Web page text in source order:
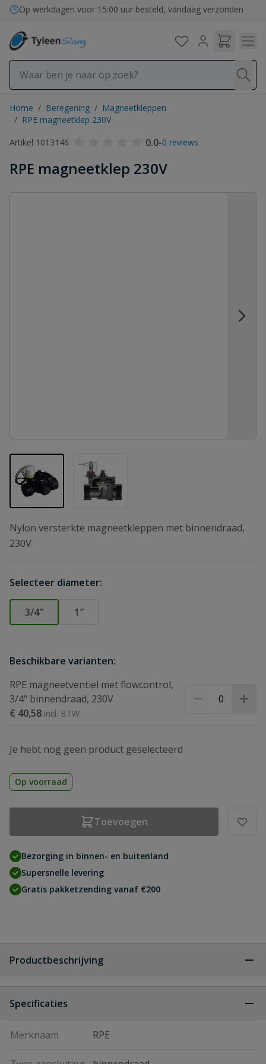
Ga naar de inhoud
Op werkdagen voor 15:00 uur besteld, vandaag verzonden
Home / Beregening / Magneetkleppen
/ RPE magneetklep 230V
Artikel 1013146
0.0-0 reviews
RPE magneetklep 230V
View larger image
Nylon versterkte magneetkleppen met binnendraad,
230V
Selecteer diameter:
3/4″ 1″
Beschikbare varianten:
RPE magneetventiel met flowcontrol,
3/4" binnendraad, 230V
€ 40,58
Je hebt nog geen product geselecteerd
Op voorraad
Toevoegen
Bezorging in binnen- en buitenland
Supersnelle levering
Gratis pakketzending vanaf €200
Productbeschrijving
Specificaties
Merknaam RPE